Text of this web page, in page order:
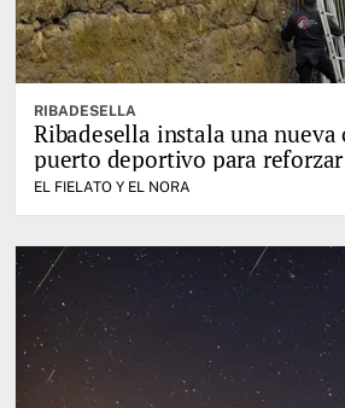
RIBADESELLA
Ribadesella instala una nueva
puerto deportivo para
EL FIELATO Y EL NORA